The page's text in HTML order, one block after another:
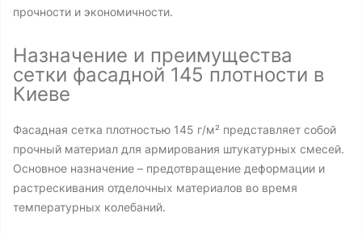
прочности и экономичности.
Назначение и преимущества
сетки фасадной 145 плотности в
Киеве
Фасадная сетка плотностью 145 г/м² представляет собой
прочный материал для армирования штукатурных смесей.
Основное назначение – предотвращение деформации и
растрескивания отделочных материалов во время
температурных колебаний.